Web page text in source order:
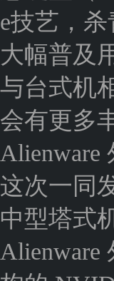
e技艺，
大幅普及
与台式机
会有更多
Alienware
这次一同
中型塔式
Alienware